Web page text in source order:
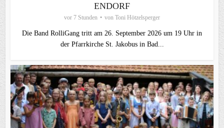
ENDORF
vor 7 Stunden von Toni Hötzelsperger
Die Band RolliGang tritt am 26. September 2026 um 19 Uhr in
der Pfarrkirche St. Jakobus in Bad...